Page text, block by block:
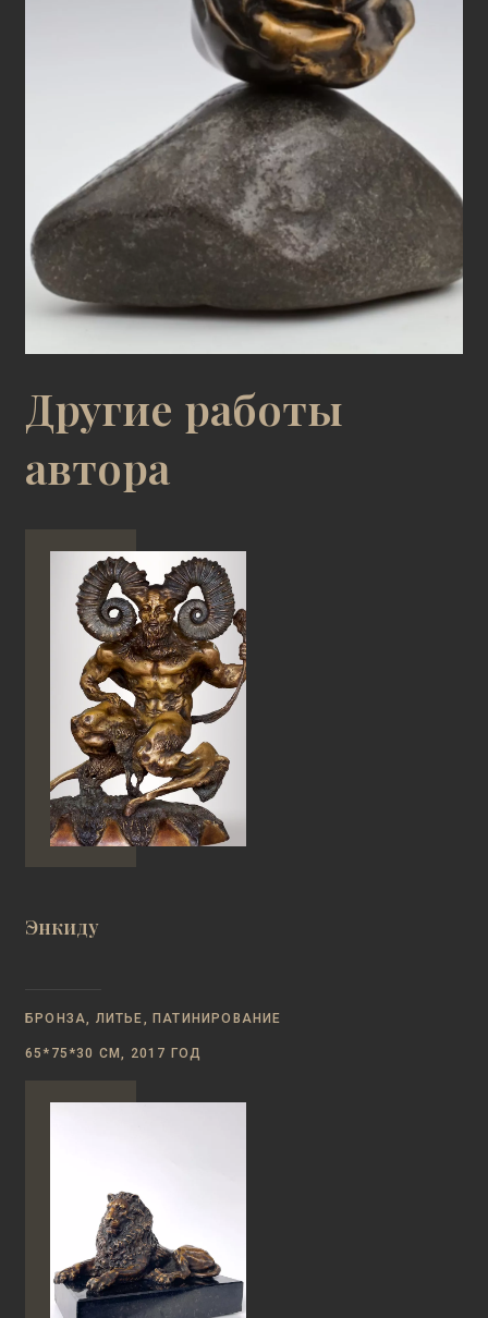
Другие работы
автора
Энкиду
БРОНЗА, ЛИТЬЕ, ПАТИНИРОВАНИЕ
65*75*30 СМ, 2017 ГОД